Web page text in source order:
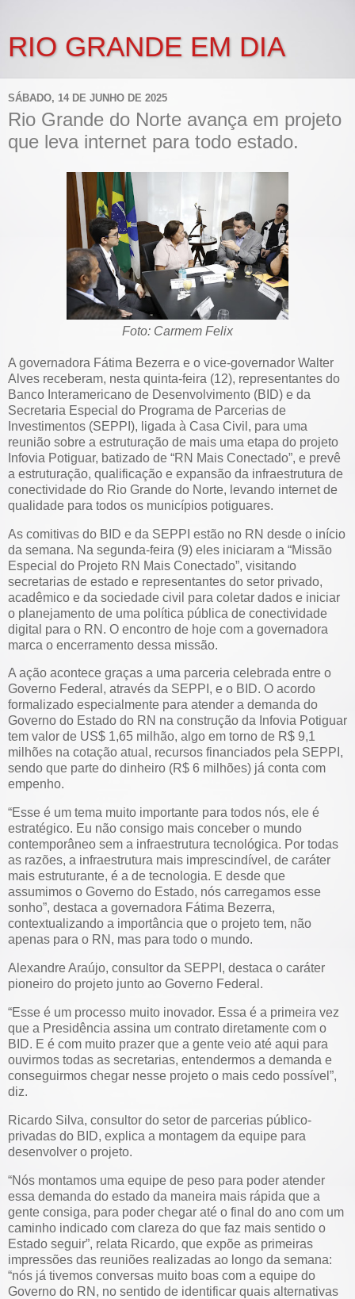
RIO GRANDE EM DIA
SÁBADO, 14 DE JUNHO DE 2025
Rio Grande do Norte avança em projeto
que leva internet para todo estado.
Foto: Carmem Felix
A governadora Fátima Bezerra e o vice-governador Walter
Alves receberam, nesta quinta-feira (12), representantes do
Banco Interamericano de Desenvolvimento (BID) e da
Secretaria Especial do Programa de Parcerias de
Investimentos (SEPPI), ligada à Casa Civil, para uma
reunião sobre a estruturação de mais uma etapa do projeto
Infovia Potiguar, batizado de “RN Mais Conectado”, e prevê
a estruturação, qualificação e expansão da infraestrutura de
conectividade do Rio Grande do Norte, levando internet de
qualidade para todos os municípios potiguares.
As comitivas do BID e da SEPPI estão no RN desde o início
da semana. Na segunda-feira (9) eles iniciaram a “Missão
Especial do Projeto RN Mais Conectado”, visitando
secretarias de estado e representantes do setor privado,
acadêmico e da sociedade civil para coletar dados e iniciar
o planejamento de uma política pública de conectividade
digital para o RN. O encontro de hoje com a governadora
marca o encerramento dessa missão.
A ação acontece graças a uma parceria celebrada entre o
Governo Federal, através da SEPPI, e o BID. O acordo
formalizado especialmente para atender a demanda do
Governo do Estado do RN na construção da Infovia Potiguar
tem valor de US$ 1,65 milhão, algo em torno de R$ 9,1
milhões na cotação atual, recursos financiados pela SEPPI,
sendo que parte do dinheiro (R$ 6 milhões) já conta com
empenho.
“Esse é um tema muito importante para todos nós, ele é
estratégico. Eu não consigo mais conceber o mundo
contemporâneo sem a infraestrutura tecnológica. Por todas
as razões, a infraestrutura mais imprescindível, de caráter
mais estruturante, é a de tecnologia. E desde que
assumimos o Governo do Estado, nós carregamos esse
sonho”, destaca a governadora Fátima Bezerra,
contextualizando a importância que o projeto tem, não
apenas para o RN, mas para todo o mundo.
Alexandre Araújo, consultor da SEPPI, destaca o caráter
pioneiro do projeto junto ao Governo Federal.
“Esse é um processo muito inovador. Essa é a primeira vez
que a Presidência assina um contrato diretamente com o
BID. E é com muito prazer que a gente veio até aqui para
ouvirmos todas as secretarias, entendermos a demanda e
conseguirmos chegar nesse projeto o mais cedo possível”,
diz.
Ricardo Silva, consultor do setor de parcerias público-
privadas do BID, explica a montagem da equipe para
desenvolver o projeto.
“Nós montamos uma equipe de peso para poder atender
essa demanda do estado da maneira mais rápida que a
gente consiga, para poder chegar até o final do ano com um
caminho indicado com clareza do que faz mais sentido o
Estado seguir”, relata Ricardo, que expõe as primeiras
impressões das reuniões realizadas ao longo da semana:
“nós já tivemos conversas muito boas com a equipe do
Governo do RN, no sentido de identificar quais alternativas